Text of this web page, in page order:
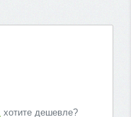
хотите дешевле?